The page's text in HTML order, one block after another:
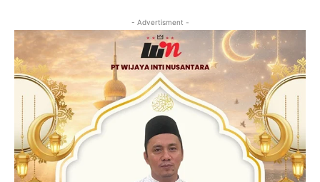
- Advertisment -